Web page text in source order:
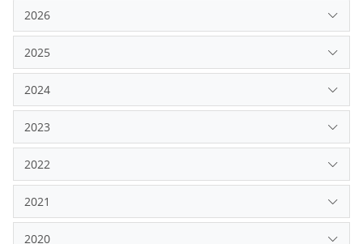
2026
2025
2024
2023
2022
2021
2020